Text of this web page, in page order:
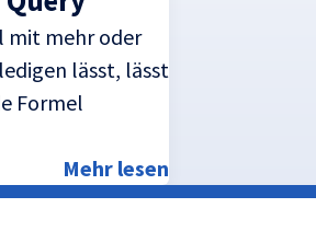
mit mehr oder
lässt, lässt
Formel
Mehr lesen